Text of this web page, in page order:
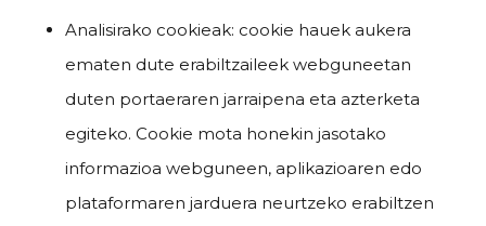
Analisirako cookieak: cookie hauek aukera
ematen dute erabiltzaileek webguneetan
duten portaeraren jarraipena eta azterketa
egiteko. Cookie mota honekin jasotako
informazioa webguneen, aplikazioaren edo
plataformaren jarduera neurtzeko erabiltzen